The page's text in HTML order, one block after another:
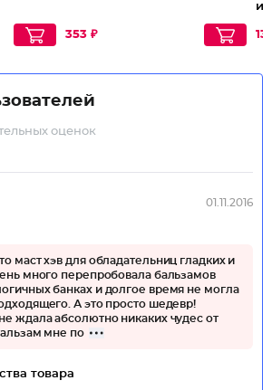
353 ₽
и
оценок
01.11.2016
маст хэв для обладательниц гладких и
много перепробовала бальзамов
банках и долгое время не могла
А это просто шедевр!
ждала абсолютно никаких чудес от
мне по
товара